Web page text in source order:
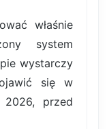
właśnie
system
wystarczy
się w
przed